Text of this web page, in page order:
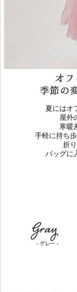
夏にはオ
屋外
寒暖
手軽に持ち
折
バッグに